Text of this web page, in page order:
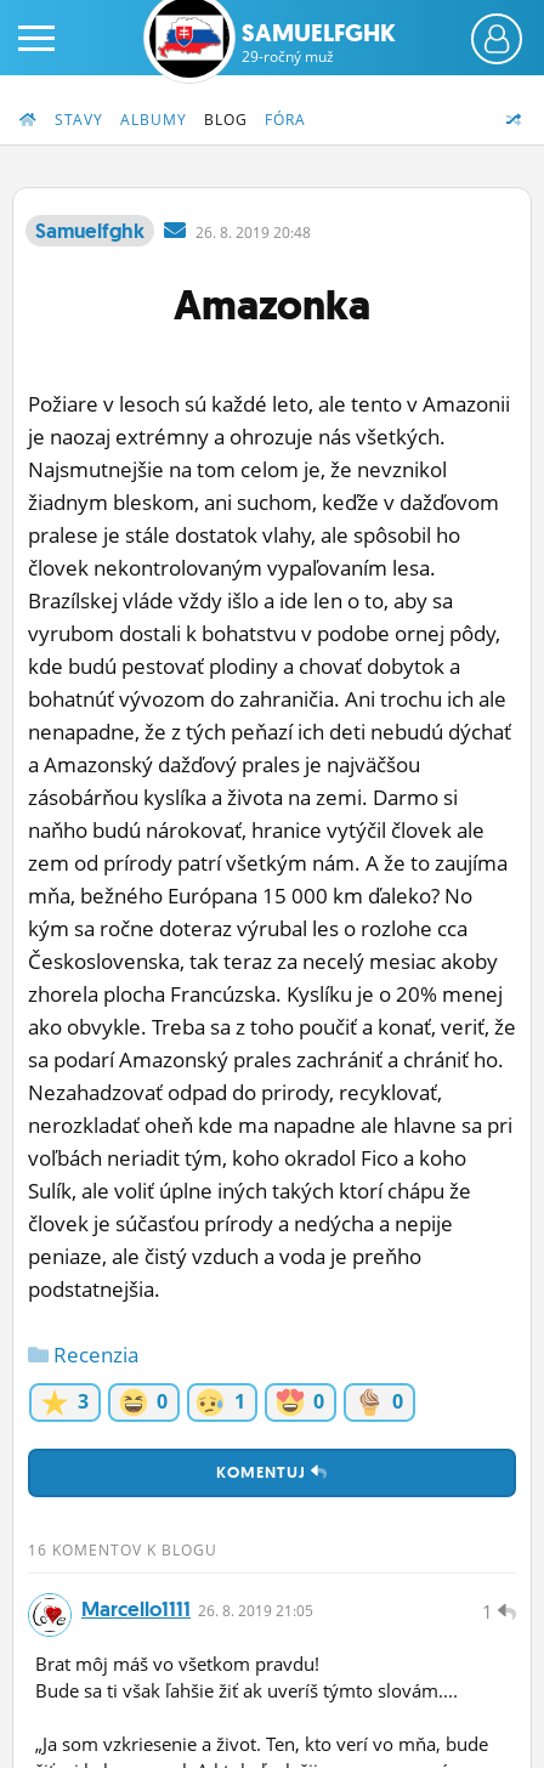
PRIHLÁS SA
ČINŽIAK
STATUSY
BLOGY
OBRÁZKY
ĽUDIA
MÔJ PROFIL
NASTAVENIA
ROLETA
SAMUELFGHK
29-ročný muž
STAVY ALBUMY BLOG FÓRA
Samuelfghk 26. 8. 2019 20:48
Amazonka
Požiare v lesoch sú každé leto, ale tento v Amazonii
je naozaj extrémny a ohrozuje nás všetkých.
Najsmutnejšie na tom celom je, že nevznikol
žiadnym bleskom, ani suchom, keďže v dažďovom
pralese je stále dostatok vlahy, ale spôsobil ho
človek nekontrolovaným vypaľovaním lesa.
Brazílskej vláde vždy išlo a ide len o to, aby sa
vyrubom dostali k bohatstvu v podobe ornej pôdy,
kde budú pestovať plodiny a chovať dobytok a
bohatnúť vývozom do zahraničia. Ani trochu ich ale
nenapadne, že z tých peňazí ich deti nebudú dýchať
a Amazonský dažďový prales je najväčšou
zásobárňou kyslíka a života na zemi. Darmo si
naňho budú nárokovať, hranice vytýčil človek ale
zem od prírody patrí všetkým nám. A že to zaujíma
mňa, bežného Európana 15 000 km ďaleko? No
kým sa ročne doteraz výrubal les o rozlohe cca
Československa, tak teraz za necelý mesiac akoby
zhorela plocha Francúzska. Kyslíku je o 20% menej
ako obvykle. Treba sa z toho poučiť a konať, veriť, že
sa podarí Amazonský prales zachrániť a chrániť ho.
Nezahadzovať odpad do prirody, recyklovať,
nerozkladať oheň kde ma napadne ale hlavne sa pri
voľbách neriadit tým, koho okradol Fico a koho
Sulík, ale voliť úplne iných takých ktorí chápu že
človek je súčasťou prírody a nedýcha a nepije
peniaze, ale čistý vzduch a voda je preňho
podstatnejšia.
Recenzia
3 0 1 0 0
KOMENTUJ
16 KOMENTOV K BLOGU
1
Marcello1111 26. 8. 2019 21:05
Brat môj máš vo všetkom pravdu!
Bude sa ti však ľahšie žiť ak uveríš týmto slovám....
„Ja som vzkriesenie a život. Ten, kto verí vo mňa, bude